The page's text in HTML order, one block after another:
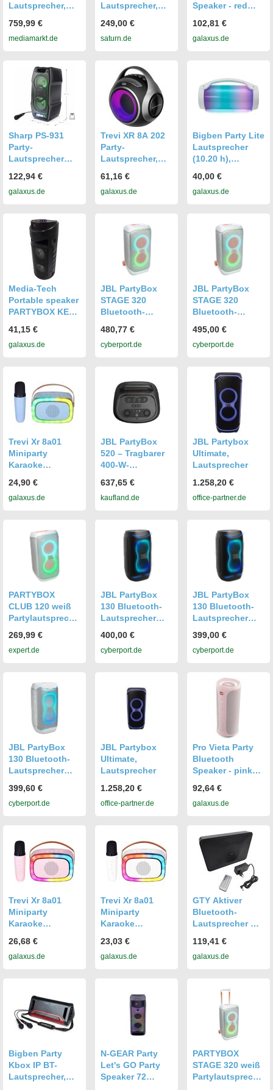
Lautsprecher,
759,99 €
mediamarkt.de
Lautsprecher,
249,00 €
saturn.de
Speaker - red
Lautsprecher,
Rot
102,81 €
galaxus.de
Sharp PS-931
Party-
Lautsprecher
Lautsprecher,
Schwarz
122,94 €
galaxus.de
Trevi XR 8A 202
Party-
Lautsprecher,
Lautsprecher,
Schwarz
61,16 €
galaxus.de
Bigben Party Lite
Lautsprecher
(10.20 h),
Lautsprecher,
Weiss
40,00 €
galaxus.de
Media-Tech
Portable speaker
PARTYBOX KEG
RMS, Bluetooth,
Karaoke, USB,
Lautsprecher,
Schwarz
41,15 €
galaxus.de
JBL PartyBox
STAGE 320
Bluetooth-
weiß mit Akku
und
480,77 €
cyberport.de
JBL PartyBox
STAGE 320
Bluetooth-
weiß mit Akku
und
495,00 €
cyberport.de
Trevi Xr 8a01
Miniparty
Karaoke
Bluetooth Blau,
Bluetooth
24,90 €
galaxus.de
JBL PartyBox
520 – Tragbarer
400-W-
Lautsprecher,
IPX4, LED-
Akkulaufzeit,
schwarz
637,65 €
kaufland.de
JBL Partybox
Ultimate,
Lautsprecher
1.258,20 €
office-partner.de
PARTYBOX
CLUB 120 weiß
Partylautspreche
269,99 €
expert.de
JBL PartyBox
130 Bluetooth-
Lautsprecher
Akku und
Lichteffekten
400,00 €
cyberport.de
JBL PartyBox
130 Bluetooth-
Lautsprecher
Akku und
Lichteffekten
399,00 €
cyberport.de
JBL PartyBox
130 Bluetooth-
Lautsprecher
Akku und
Lichteffekten
399,60 €
cyberport.de
JBL Partybox
Ultimate,
Lautsprecher
1.258,20 €
office-partner.de
Pro Vieta Party
Bluetooth
Speaker - pink
Lautsprecher,
Pink
92,64 €
galaxus.de
Trevi Xr 8a01
Miniparty
Karaoke
Bluetooth Rosa,
Bluetooth
26,68 €
galaxus.de
Trevi Xr 8a01
Miniparty
Karaoke
Bluetooth Weiss,
Bluetooth
23,03 €
galaxus.de
GTY Aktiver
Bluetooth-
Lautsprecher mit
Wand- und
Standmontage,
Bluetooth
Lautsprecher
119,41 €
galaxus.de
Bigben Party
Kbox IP BT-
Lautsprecher,
N-GEAR Party
Let's GO Party
Speaker 72
PARTYBOX
STAGE 320 weiß
Partylautspreche